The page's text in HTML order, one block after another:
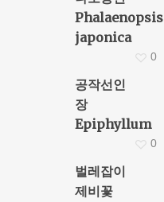
벌레잡이
제비꽃
공작선인
장
Epiphyllum
0
Phalaenopsis
japonica
0